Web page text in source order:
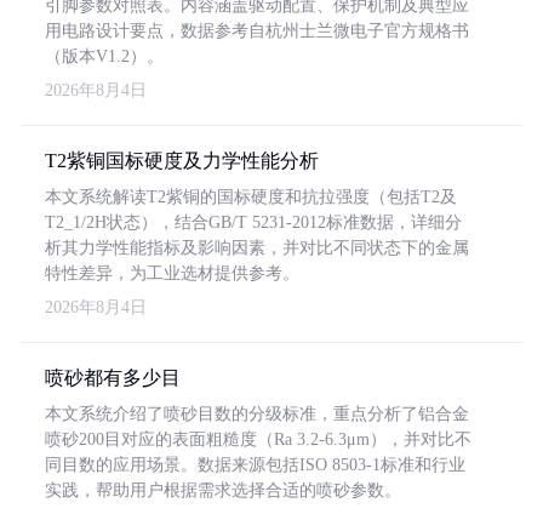
引脚参数对照表。内容涵盖驱动配置、保护机制及典型应
用电路设计要点，数据参考自杭州士兰微电子官方规格书
（版本V1.2）。
2026年8月4日
T2紫铜国标硬度及力学性能分析
本文系统解读T2紫铜的国标硬度和抗拉强度（包括T2及
T2_1/2H状态），结合GB/T 5231-2012标准数据，详细分
析其力学性能指标及影响因素，并对比不同状态下的金属
特性差异，为工业选材提供参考。
2026年8月4日
喷砂都有多少目
本文系统介绍了喷砂目数的分级标准，重点分析了铝合金
喷砂200目对应的表面粗糙度（Ra 3.2-6.3μm），并对比不
同目数的应用场景。数据来源包括ISO 8503-1标准和行业
实践，帮助用户根据需求选择合适的喷砂参数。